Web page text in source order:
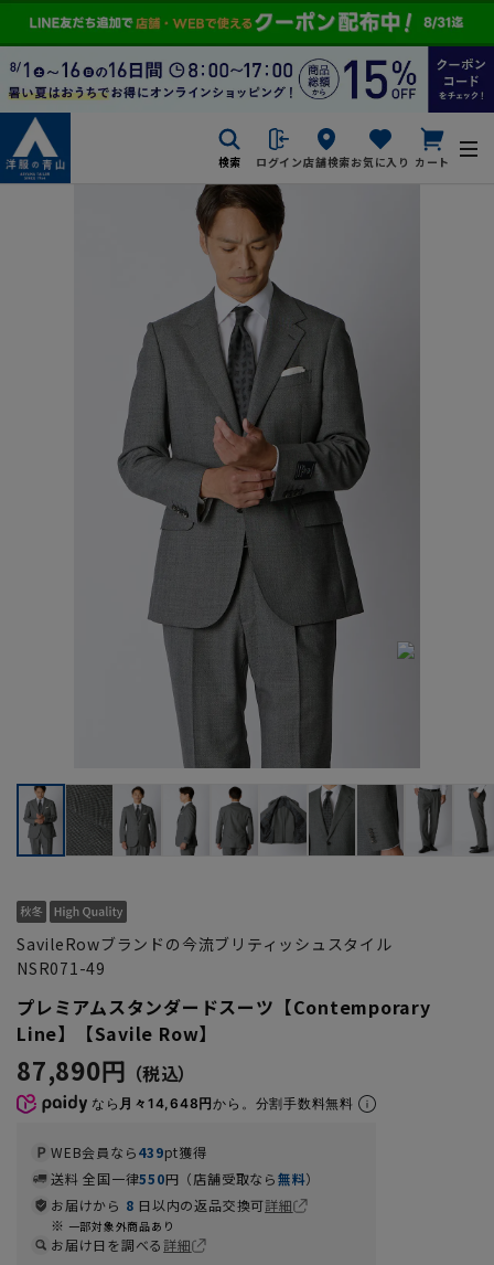
検索 ログイン店舗検索お気に入り カート
SavileRowブランドの今流ブリティッシュスタイル
NSR071-49
プレミアムスタンダードスーツ【Contemporary
Line】【Savile Row】
87,890円
なら 月々14,648円から。分割手数料無料
WEB会員なら439pt獲得
送料 全国一律550円（店舗受取なら無料）
お届けから 8 日以内の返品交換可詳細
一部対象外商品あり
お届け日を調べる詳細